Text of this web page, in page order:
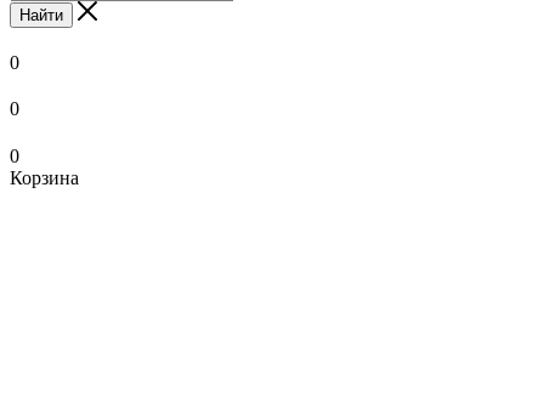
Найти
0
0
0
Корзина